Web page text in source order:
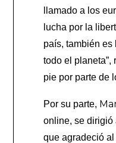
llamado a los
lucha por la
país, también es
todo el
pie por parte de
Por su parte,
online, se dirigió
que agradeció